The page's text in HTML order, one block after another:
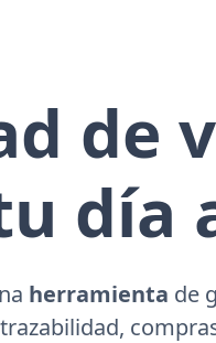
de
día
herramienta de